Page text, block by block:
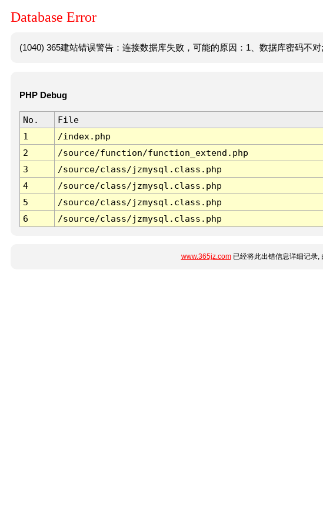
Database Error
(1040) 365建站错误警告：连接数据库失败，可能的原因：1、数据库密码不对
PHP Debug
No. File
1
/index.php
2
/source/function/function_extend.php
3
/source/class/jzmysql.class.php
4
/source/class/jzmysql.class.php
5
/source/class/jzmysql.class.php
6
/source/class/jzmysql.class.php
www.365jz.com已经将此出错信息详细记录,